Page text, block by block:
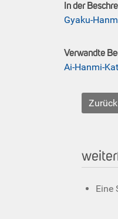
In der
Gyaku-
Verwandte
Ai-Hanmi-
Eine